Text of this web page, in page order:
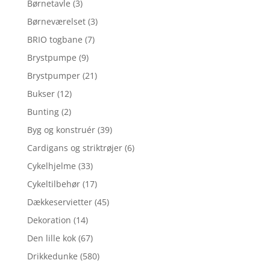
Børnetavle (3)
Børneværelset (3)
BRIO togbane (7)
Brystpumpe (9)
Brystpumper (21)
Bukser (12)
Bunting (2)
Byg og konstruér (39)
Cardigans og striktrøjer (6)
Cykelhjelme (33)
Cykeltilbehør (17)
Dækkeservietter (45)
Dekoration (14)
Den lille kok (67)
Drikkedunke (580)